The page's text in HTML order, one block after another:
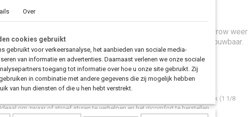
gebruikt. De huidige lagers zijn zwart uitgevoerd.
complete lagerset breng je het stuurgedrag van je Urban Arrow weer
het niveau dat je gewend bent: soepel, nauwkeurig en betrouwbaar.
lagerset voor Urban Arrow is geschikt voor zowel de stuurbuis als de voorvork (1 1/8
om zwaar of stroef sturen te verhelpen en het rijcomfort te herstellen.
Over
cookies gebruikt
gebruikt voor verkeersanalyse, het aanbieden van sociale media-
van informatie en advertenties. Daarnaast verlenen we onze sociale
toegang tot informatie over hoe u onze site gebruikt. Zij
in combinatie met andere gegevens die zij mogelijk hebben
van hun diensten of die u hen hebt verstrekt.